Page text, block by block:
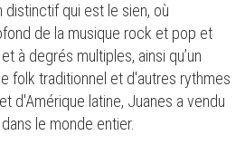
distinctif qui est le sien, où
de la musique rock et pop et
à degrés multiples, ainsi qu’un
folk traditionnel et d'autres rythmes
d'Amérique latine, Juanes a vendu
le monde entier.